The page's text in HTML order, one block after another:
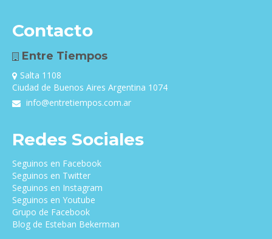
Contacto
Entre Tiempos
Salta 1108
Ciudad de Buenos Aires Argentina 1074
info@entretiempos.com.ar
Redes Sociales
Seguinos en Facebook
Seguinos en Twitter
Seguinos en Instagram
Seguinos en Youtube
Grupo de Facebook
Blog de Esteban Bekerman